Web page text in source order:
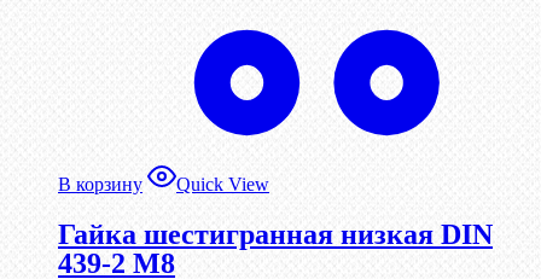
В корзину Quick View
Гайка шестигранная низкая DIN
439-2 М8